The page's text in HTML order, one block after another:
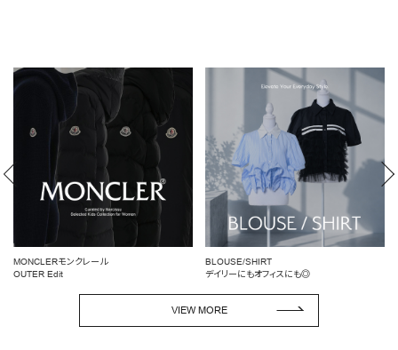
RE STOCK
COMING SOON
TOPICS
JOURNAL
INFORMATION
MONCLERモンクレール
OUTER Edit
BLOUSE/SHIRT
デイリーにもオフィスにも◎
VIEW MORE